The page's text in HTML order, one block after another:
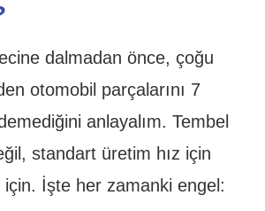
dalmadan önce, çoğu
otomobil parçalarını 7
anlayalım. Tembel
standart üretim hız için
için. İşte her zamanki engel: